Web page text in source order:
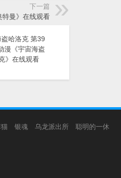
下一篇
特曼》在线观看
盗哈洛克 第39
漫《宇宙海盗
》在线观看
银魂 乌龙派出所 聪明的一休